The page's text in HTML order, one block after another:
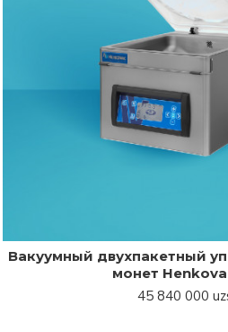
Вакуумный двухпакетный
монет
45 840 000